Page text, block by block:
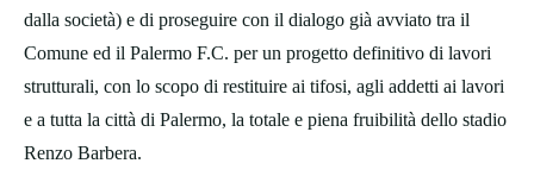
dalla società) e di proseguire con il dialogo già avviato tra il
Comune ed il Palermo F.C. per un progetto definitivo di lavori
strutturali, con lo scopo di restituire ai tifosi, agli addetti ai lavori
e a tutta la città di Palermo, la totale e piena fruibilità dello stadio
Renzo Barbera.